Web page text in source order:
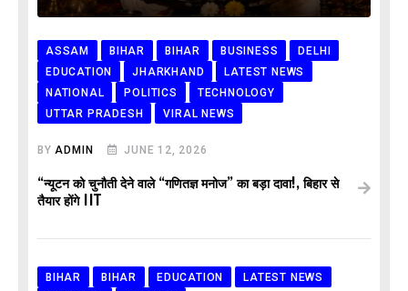
ASSAM BIHAR BIHAR BUSINESS
DELHI
EDUCATION
JHARKHAND
LATEST NEWS
NATIONAL
POLITICS
TECHNOLOGY
UTTAR PRADESH
VIRAL NEWS
BYADMIN JUNE 12, 2026
“न्यूटन को चुनौती देने वाले “गणितज्ञ मनोज” का बड़ा दावा!, बिहार से
तैयार होंगे IIT
BIHAR BIHAR EDUCATION
LATEST NEWS